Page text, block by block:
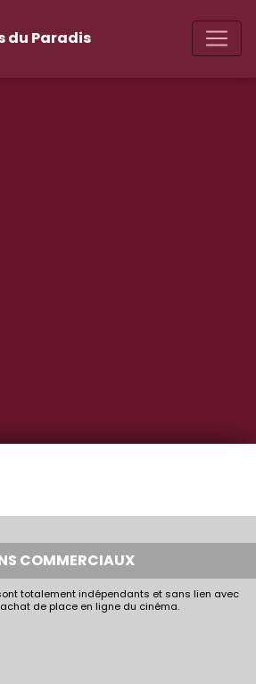
du Paradis
COMMERCIAUX
totalement indépendants et sans lien avec
de place en ligne du cinéma.